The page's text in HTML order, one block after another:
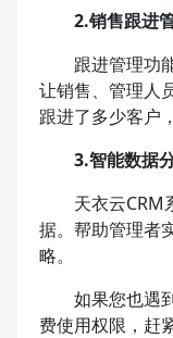
2.销售跟进
跟进管理功能
让销售、管理人
跟进了多少客户
3.智能数据
天衣云CRM系
据。帮助管理者
略。
如果您也遇到
费使用权限，赶